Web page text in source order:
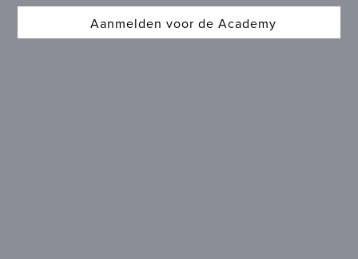
Aanmelden voor de Academy